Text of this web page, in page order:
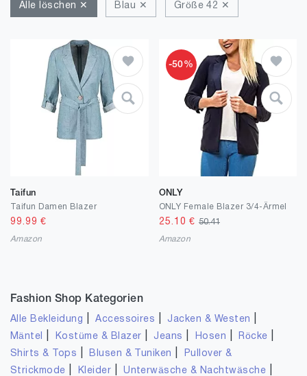
Alle löschen ✕ Blau ✕ Größe 42 ✕
Taifun
Taifun Damen Blazer
99.99 €
Amazon
-50%
ONLY
ONLY Female Blazer 3/4-Ärmel
25.10 € 50.41
Amazon
Fashion Shop Kategorien
Alle Bekleidung |Accessoires Jacken & Westen
Mäntel Kostüme & Blazer Jeans Hosen Röcke
Shirts & Tops Blusen & Tuniken
Pullover &
Strickmode
Kleider |Unterwäsche & Nachtwäsche